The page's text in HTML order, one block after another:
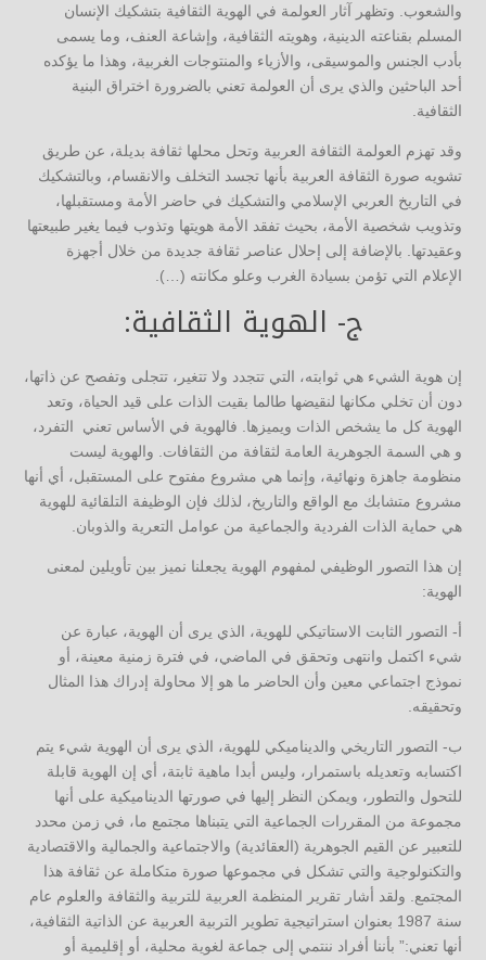
والشعوب. وتظهر آثار العولمة في الهوية الثقافية بتشكيك الإنسان
المسلم بقناعته الدينية، وهويته الثقافية، وإشاعة العنف، وما يسمى
بأدب الجنس والموسيقى، والأزياء والمنتوجات الغربية، وهذا ما يؤكده
أحد الباحثين والذي يرى أن العولمة تعني بالضرورة اختراق البنية
الثقافية.
وقد تهزم العولمة الثقافة العربية وتحل محلها ثقافة بديلة، عن طريق
تشويه صورة الثقافة العربية بأنها تجسد التخلف والانقسام، وبالتشكيك
في التاريخ العربي الإسلامي والتشكيك في حاضر الأمة ومستقبلها،
وتذويب شخصية الأمة، بحيث تفقد الأمة هويتها وتذوب فيما يغير طبيعتها
وعقيدتها. بالإضافة إلى إحلال عناصر ثقافة جديدة من خلال أجهزة
الإعلام التي تؤمن بسيادة الغرب وعلو مكانته (…).
ج- الهوية الثقافية:
إن هوية الشيء هي ثوابته، التي تتجدد ولا تتغير، تتجلى وتفصح عن ذاتها،
دون أن تخلي مكانها لنقيضها طالما بقيت الذات على قيد الحياة، وتعد
الهوية كل ما يشخص الذات ويميزها. فالهوية في الأساس تعني التفرد،
و هي السمة الجوهرية العامة لثقافة من الثقافات. والهوية ليست
منظومة جاهزة ونهائية، وإنما هي مشروع مفتوح على المستقبل، أي أنها
مشروع متشابك مع الواقع والتاريخ، لذلك فإن الوظيفة التلقائية للهوية
هي حماية الذات الفردية والجماعية من عوامل التعرية والذوبان.
إن هذا التصور الوظيفي لمفهوم الهوية يجعلنا نميز بين تأويلين لمعنى
الهوية:
أ- التصور الثابت الاستاتيكي للهوية، الذي يرى أن الهوية، عبارة عن
شيء اكتمل وانتهى وتحقق في الماضي، في فترة زمنية معينة، أو
نموذج اجتماعي معين وأن الحاضر ما هو إلا محاولة إدراك هذا المثال
وتحقيقه.
ب- التصور التاريخي والديناميكي للهوية، الذي يرى أن الهوية شيء يتم
اكتسابه وتعديله باستمرار، وليس أبدا ماهية ثابتة، أي إن الهوية قابلة
للتحول والتطور، ويمكن النظر إليها في صورتها الديناميكية على أنها
مجموعة من المقررات الجماعية التي يتبناها مجتمع ما، في زمن محدد
للتعبير عن القيم الجوهرية (العقائدية) والاجتماعية والجمالية والاقتصادية
والتكنولوجية والتي تشكل في مجموعها صورة متكاملة عن ثقافة هذا
المجتمع. ولقد أشار تقرير المنظمة العربية للتربية والثقافة والعلوم عام
سنة 1987 بعنوان استراتيجية تطوير التربية العربية عن الذاتية الثقافية،
أنها تعني:” بأننا أفراد ننتمي إلى جماعة لغوية محلية، أو إقليمية أو